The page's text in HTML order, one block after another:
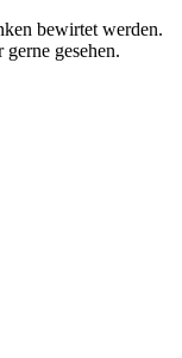
bewirtet werden.
gesehen.